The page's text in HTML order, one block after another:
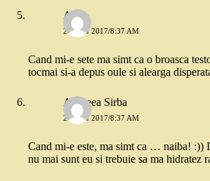
Anca
26 MAI 2017/8:37 AM
Cand mi-e sete ma simt ca o broasca
tocmai si-a depus oule si alearga
Andreea Sirba
26 MAI 2017/8:37 AM
Cand mi-e este, ma simt ca … naiba! :))
nu mai sunt eu si trebuie sa ma hidratez